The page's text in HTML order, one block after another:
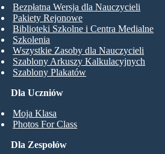
Dla Uczniów
Moja Klasa
Photos For Class
Bezpłatna Wersja dla Nauczycieli
Pakiety Rejonowe
Biblioteki Szkolne i Centra Medialne
Szkolenia
Wszystkie Zasoby dla Nauczycieli
Szablony Arkuszy Kalkulacyjnych
Szablony Plakatów
Dla Zespołów